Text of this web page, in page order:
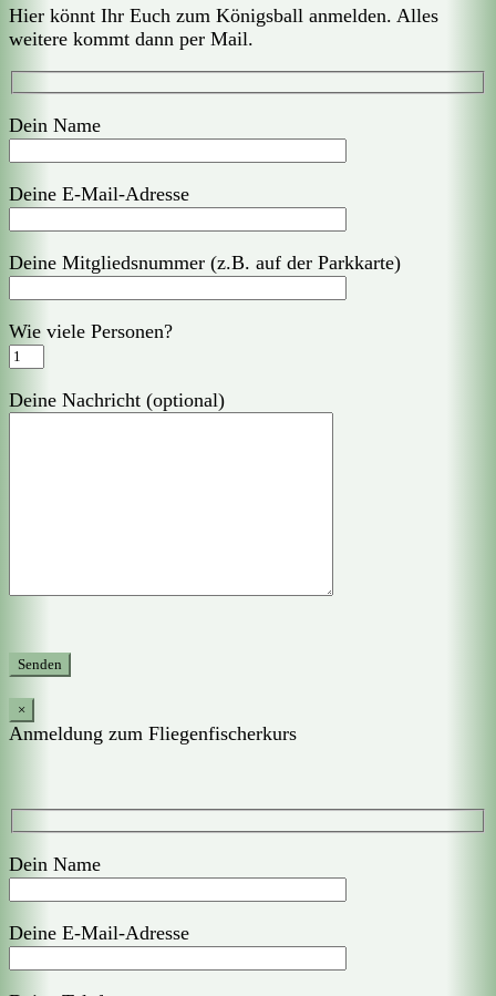
Hier könnt Ihr Euch zum Königsball anmelden. Alles
weitere kommt dann per Mail.
Dein Name
Deine E-Mail-Adresse
Deine Mitgliedsnummer (z.B. auf der Parkkarte)
Wie viele Personen?
Deine Nachricht (optional)
×
Anmeldung zum Fliegenfischerkurs
Dein Name
Deine E-Mail-Adresse